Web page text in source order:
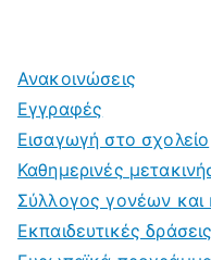
Ανακοινώσεις
Εγγραφές
Εισαγωγή στο σχολείο
Καθημερινές
Σύλλογος γονέων
Εκπαιδευτικές δράσεις